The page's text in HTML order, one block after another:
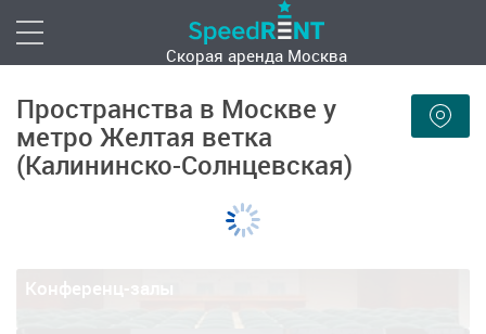
Скорая аренда Москва
Пространства в Москве у
метро Желтая ветка
(Калининско-Солнцевская)
Конференц-залы